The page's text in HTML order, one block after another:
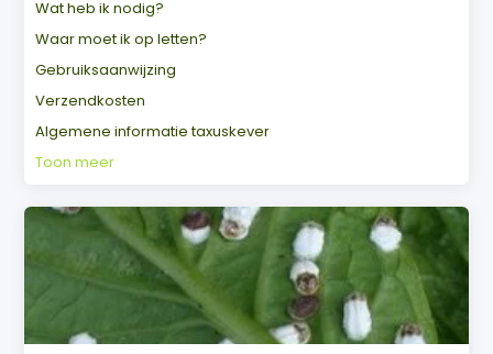
Wat heb ik nodig?
Waar moet ik op letten?
Gebruiksaanwijzing
Verzendkosten
Algemene informatie taxuskever
Toon meer